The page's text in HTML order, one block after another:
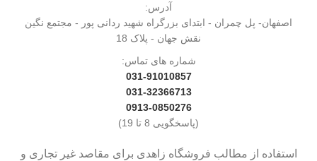
آدرس:
اصفهان- پل چمران - ابتدای بزرگراه شهید ردانی پور - مجتمع نگین
نقش جهان - پلاک 18
شماره های تماس:
031-91010857
031-32366713
0913-0850276
(پاسخگویی 8 تا 19)
استفاده از مطالب فروشگاه زاهدی برای مقاصد غیر تجاری و